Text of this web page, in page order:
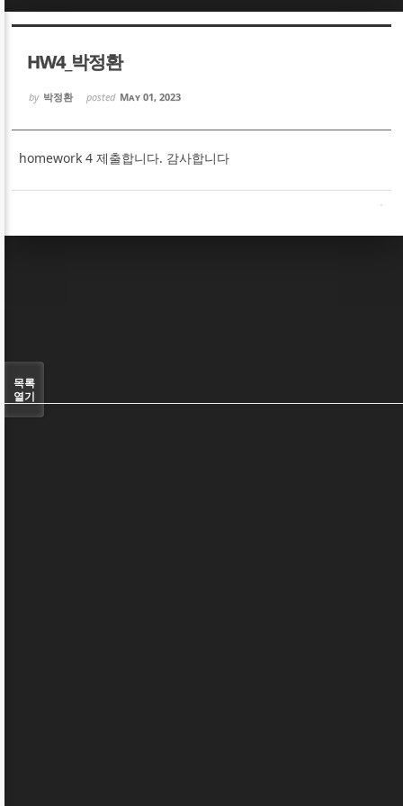
HW4_박정환
by 박정환 posted May 01, 2023
homework 4 제출합니다. 감사합니다
목록
열기
Sketchbook5, 스케치북5
Sketchbook5, 스케치북5
Sketchbook5, 스케치북5
Sketchbook5, 스케치북5